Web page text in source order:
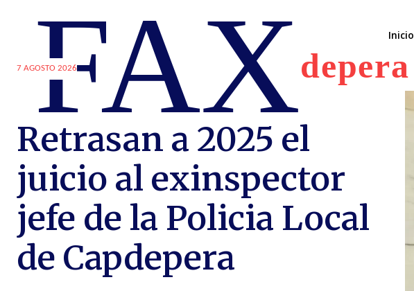
7 AGOSTO 2026
FAXdepera
Inicio
Retrasan a 2025 el
juicio al exinspector
jefe de la Policia Local
de Capdepera